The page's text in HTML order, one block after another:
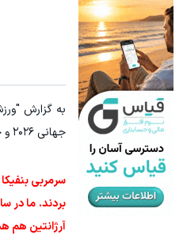
به گزارش
جهانی ۲۰۲۶ و حواشی شکل گرفته پیرامون این اتفاق به دلیل میزبانی آمریکا از این مسابقات در تابستان پیش رو صحبت کرد.
آرژانتین هم